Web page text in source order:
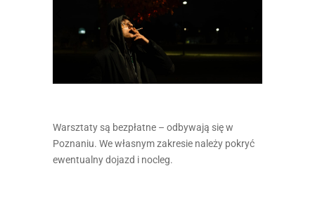
Warsztaty są bezpłatne – odbywają się w
Poznaniu. We własnym zakresie należy pokryć
ewentualny dojazd i nocleg.